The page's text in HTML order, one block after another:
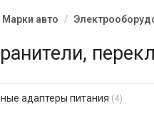
Марки авто
адаптеры питания (4)